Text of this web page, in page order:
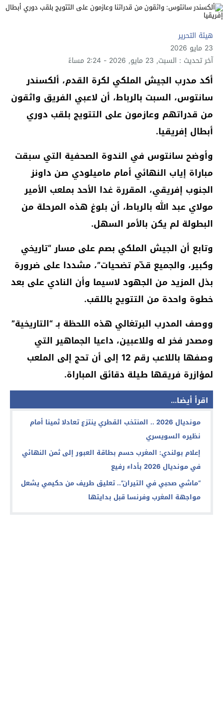
هيئة التحرير
23 مايو 2026
آخر تحديث : السبت, 23 مايو, 2026 - 2:24 مساءً
أكد مدرب الجيش الملكي لكرة القدم، ألكسندر
سانتوس، السبت بالرباط، أن لاعبي الفريق واثقون
من قدراتهم وعازمون على التتويج بلقب دوري
أبطال إفريقيا.
وأوضح سانتوس في الندوة الصحفية التي سبقت
مباراة إياب النهائي أمام ماميلودي صن داونز
الجنوب إفريقي، المقررة غدا الأحد بملعب الأمير
مولاي عبد الله بالرباط، أن بلوغ هذه المرحلة من
البطولة لم يكن بالأمر السهل.
وتابع أن الجيش الملكي بصم على مسار “تاريخي
وكبير، والجميع قدّم تضحيات”، مشددا على ضرورة
بذل المزيد من الجهود لاسيما وأن النادي على بعد
خطوة واحدة من التتويج باللقب.
ووصف المدرب البرتغالي هذه اللحظة بـ “التاريخية”
ومصدر فخر له وللاعبين، داعيا الجماهير التي
وصفها باللاعب رقم 12 إلى أن تحج إلى الملعب
لمؤازرة فريقها طيلة دقائق المباراة.
اقرأ أيضا...
مونديال 2026 .. المنتخب القطري ينتزع تعادلا ثمينا أمام
نظيره السويسري
إعلام بولندي: المغرب حسم بطاقة العبور إلى ثمن النهائي
في مونديال 2026 بأداء رفيع
“ماشي صحبي في التيران”.. تعليق طريف من حكيمي يشعل
مواجهة المغرب وفرنسا قبل بدايتها